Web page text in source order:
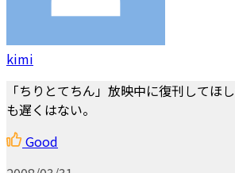
kimi
「ちりとてちん」放映中に復刊してほ
も遅くはない。
Good